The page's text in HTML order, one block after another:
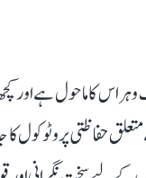
کا ماحول ہے اور
حفاظتی پروٹوکول کا